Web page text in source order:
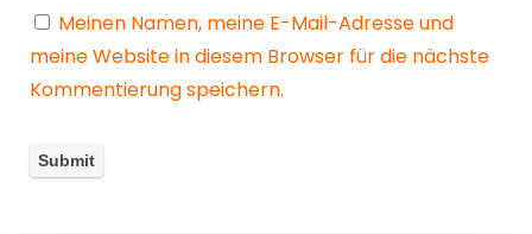
Meinen Namen, meine E-Mail-Adresse und
meine Website in diesem Browser für die nächste
Kommentierung speichern.